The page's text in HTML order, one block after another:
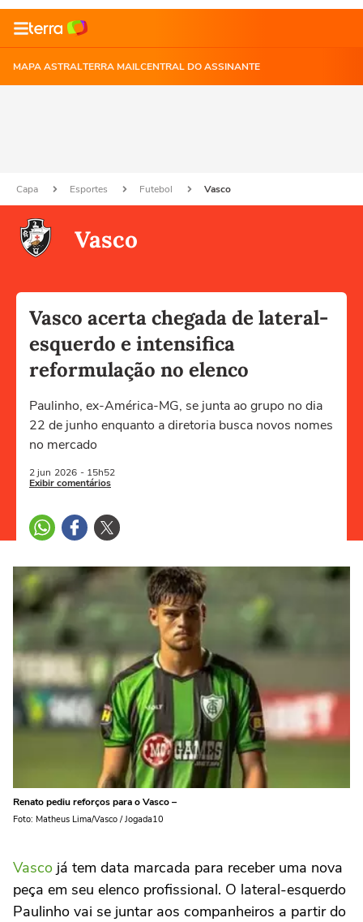
MAPA ASTRALTERRA MAILCENTRAL DO ASSINANTE
Capa Esportes Futebol Vasco
Vasco
Vasco acerta chegada de lateral-
esquerdo e intensifica
reformulação no elenco
Paulinho, ex-América-MG, se junta ao grupo no dia
22 de junho enquanto a diretoria busca novos nomes
no mercado
2 jun 2026 - 15h52
Exibir comentários
Renato pediu reforços para o Vasco –
Foto: Matheus Lima/Vasco / Jogada10
Vasco já tem data marcada para receber uma nova
peça em seu elenco profissional. O lateral-esquerdo
Paulinho vai se juntar aos companheiros a partir do